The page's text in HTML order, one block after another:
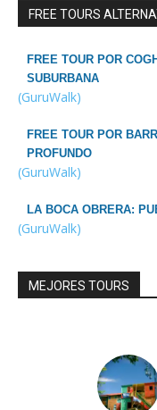
FREE TOURS
FREE TOUR POR
SUBURBANA
(GuruWalk)
FREE TOUR POR
PROFUNDO
(GuruWalk)
LA BOCA OBRERA:
(GuruWalk)
MEJORES TOURS